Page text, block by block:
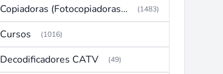
Copiadoras (Fotocopiadoras, Multifunctions, Ploter, etc) (1483)
Cursos (1016)
Decodificadores CATV (49)